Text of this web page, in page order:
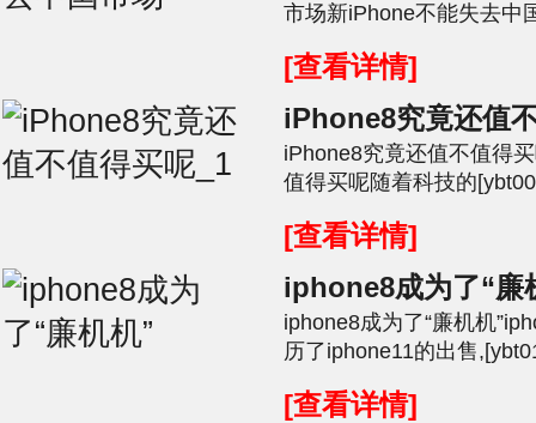
市场新iPhone不能失去中
[查看详情]
iPhone8究竟还值
iPhone8究竟还值不值得
值得买呢随着科技的
[查看详情]
iphone8成为了“廉
iphone8成为了“廉机机
历了iphone11的出售
[查看详情]